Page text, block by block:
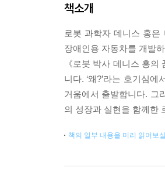
책소개
로봇 과학자 데니스 홍은
장애인용 자동차를 개발
《로봇 박사 데니스 홍
니다. ‘왜?’라는 호기심
거움에서 출발합니다. 그
의 성장과 실현을 함께한
책의 일부 내용을 미리 읽어보